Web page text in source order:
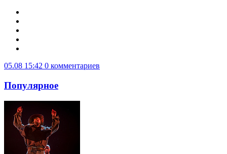
05.08 15:42 0 комментариев
Популярное